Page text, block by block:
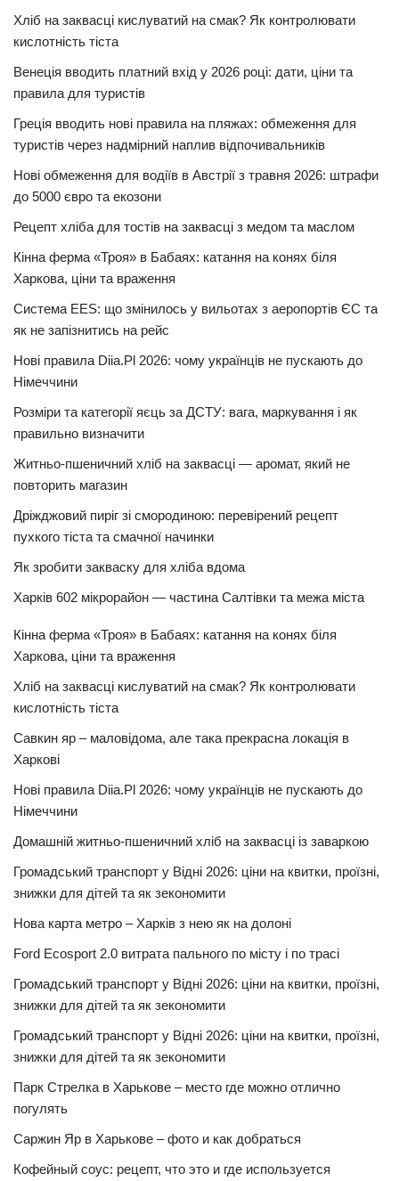
Хліб на заквасці кислуватий на смак? Як контролювати
кислотність тіста
Венеція вводить платний вхід у 2026 році: дати, ціни та
правила для туристів
Греція вводить нові правила на пляжах: обмеження для
туристів через надмірний наплив відпочивальників
Нові обмеження для водіїв в Австрії з травня 2026: штрафи
до 5000 євро та екозони
Рецепт хліба для тостів на заквасці з медом та маслом
Кінна ферма «Троя» в Бабаях: катання на конях біля
Харкова, ціни та враження
Система EES: що змінилось у вильотах з аеропортів ЄС та
як не запізнитись на рейс
Нові правила Diia.Pl 2026: чому українців не пускають до
Німеччини
Розміри та категорії яєць за ДСТУ: вага, маркування і як
правильно визначити
Житньо-пшеничний хліб на заквасці — аромат, який не
повторить магазин
Дріжджовий пиріг зі смородиною: перевірений рецепт
пухкого тіста та смачної начинки
Як зробити закваску для хліба вдома
Харків 602 мікрорайон — частина Салтівки та межа міста
Кінна ферма «Троя» в Бабаях: катання на конях біля
Харкова, ціни та враження
Хліб на заквасці кислуватий на смак? Як контролювати
кислотність тіста
Савкин яр – маловідома, але така прекрасна локація в
Харкові
Нові правила Diia.Pl 2026: чому українців не пускають до
Німеччини
Домашній житньо-пшеничний хліб на заквасці із заваркою
Громадський транспорт у Відні 2026: ціни на квитки, проїзні,
знижки для дітей та як зекономити
Нова карта метро – Харків з нею як на долоні
Ford Ecosport 2.0 витрата пального по місту і по трасі
Громадський транспорт у Відні 2026: ціни на квитки, проїзні,
знижки для дітей та як зекономити
Громадський транспорт у Відні 2026: ціни на квитки, проїзні,
знижки для дітей та як зекономити
Парк Стрелка в Харькове – место где можно отлично
погулять
Саржин Яр в Харькове – фото и как добраться
Кофейный соус: рецепт, что это и где используется